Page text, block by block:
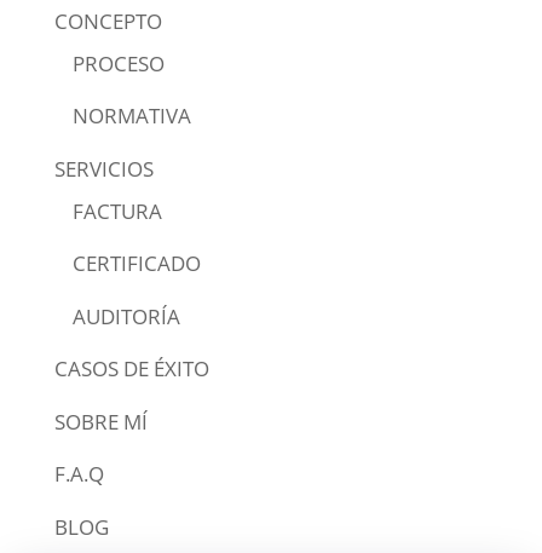
CONCEPTO
PROCESO
NORMATIVA
SERVICIOS
FACTURA
CERTIFICADO
AUDITORÍA
CASOS DE ÉXITO
SOBRE MÍ
F.A.Q
BLOG